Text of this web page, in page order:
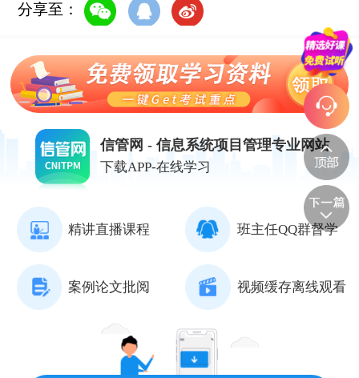
分享至：
信管网 - 信息系统项目管理专业网站
下载APP-在线学习
精讲直播课程 班主任QQ群督学
案例论文批阅 视频缓存离线观看